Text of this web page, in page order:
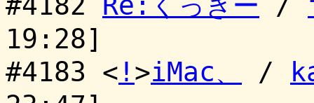
19:28]
#4183 < ! >iMac、 /